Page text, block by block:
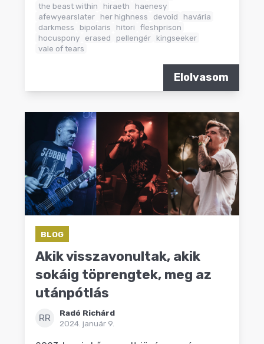
the beast within
hiraeth
haenesy
afewyearslater her highness devoid
havária
darkmess
bipolaris hitori
fleshprison
hocuspony erased pellengér kingseeker
vale of tears
Elolvasom
BLOG
Akik visszavonultak, akik
sokáig töprengtek, meg az
utánpótlás
RR
Radó Richárd
2024. január 9.